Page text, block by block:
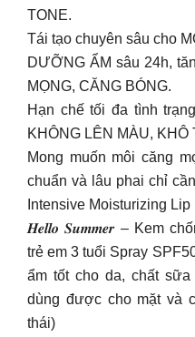
TONE.
Tái tạo chuyên sâu cho
DƯỠNG ẨM sâu 24h,
MỌNG, CĂNG BÓNG.
Hạn chế tối đa tình
KHÔNG LÊN MÀU,
Mong muốn môi căng
chuẩn và lâu phai chỉ
Intensive Moisturizing
𝑯𝒆𝒍𝒍𝒐 𝑺𝒖𝒎𝒎𝒆𝒓 – Kem
trẻ em 3 tuổi Spray
ẩm tốt cho da, chất
dùng được cho mặt và
thái)